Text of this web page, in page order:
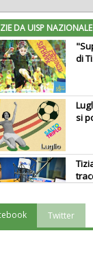
DA UISP NAZIONALE
di
si
Twitter